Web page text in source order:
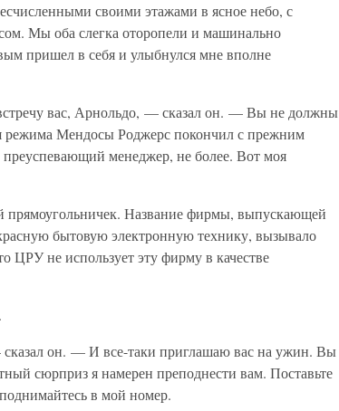
своими этажами в ясное небо, с
Мы оба слегка оторопели и машинально
пришел в себя и улыбнулся мне вполне
вас, Арнольдо, — сказал он. — Вы не должны
режима Мендосы Роджерс покончил с прежним
преуспевающий менеджер, не более. Вот моя
прямоугольничек. Название фирмы, выпускающей
бытовую электронную технику, вызывало
ЦРУ не использует эту фирму в качестве
он. — И все-таки приглашаю вас на ужин. Вы
сюрприз я намерен преподнести вам. Поставьте
в мой номер.